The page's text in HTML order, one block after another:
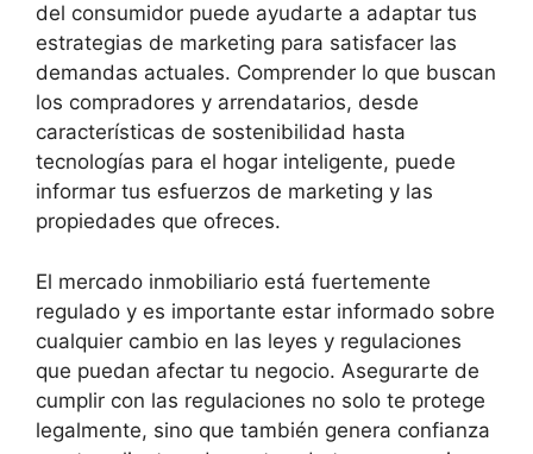
del consumidor puede ayudarte a adaptar tus
estrategias de marketing para satisfacer las
demandas actuales. Comprender lo que buscan
los compradores y arrendatarios, desde
características de sostenibilidad hasta
tecnologías para el hogar inteligente, puede
informar tus esfuerzos de marketing y las
propiedades que ofreces.
El mercado inmobiliario está fuertemente
regulado y es importante estar informado sobre
cualquier cambio en las leyes y regulaciones
que puedan afectar tu negocio. Asegurarte de
cumplir con las regulaciones no solo te protege
legalmente, sino que también genera confianza